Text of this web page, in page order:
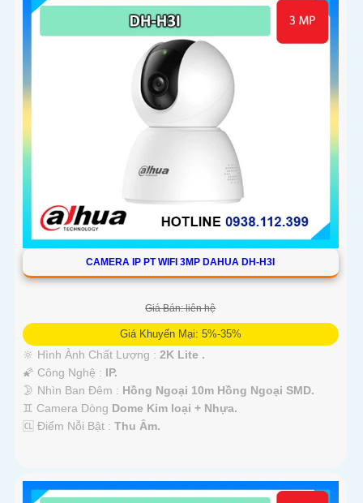
CAMERA IP PT WIFI 3MP DAHUA DH-H3I
Giá Bán: liên hệ
Giá Khuyến Mại: 5%-35%
🔆 Hình Ành Chất Lượng : 2K Lite .
🌠 Công Nghệ : IP.
🌛 Nhìn Ban Đêm : Hồng Ngoại 10m Hồng Ngoại SMD.
♊ Camera Dòng Dome Kim loại + Nhựa.
️🆑 Điểm Nỗi Bật : Thu Âm.